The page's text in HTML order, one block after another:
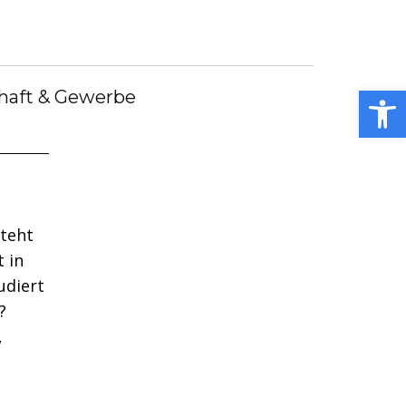
& Gewerbe
in
Open toolbar